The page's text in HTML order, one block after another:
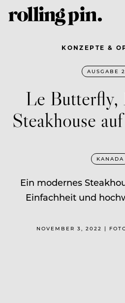
KONZEPTE &
AUSGABE
Le Butterfly,
Steakhouse
KANADA
Ein modernes
Einfachheit und
NOVEMBER 3, 2022 |